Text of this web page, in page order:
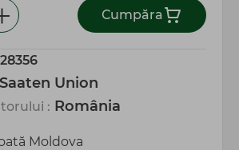
Saaten Union
: România
Сumpăra
Moldova